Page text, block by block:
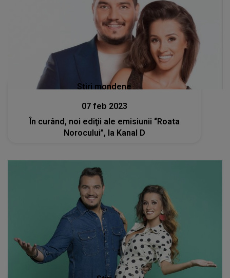
Stiri mondene
07 feb 2023
În curând, noi ediţii ale emisiunii “Roata
Norocului”, la Kanal D